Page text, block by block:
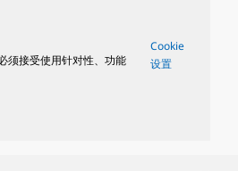
须接受使用针对性、功能
Cookie
设置